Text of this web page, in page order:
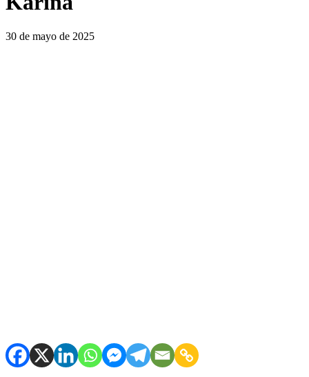
30 de mayo de 2025